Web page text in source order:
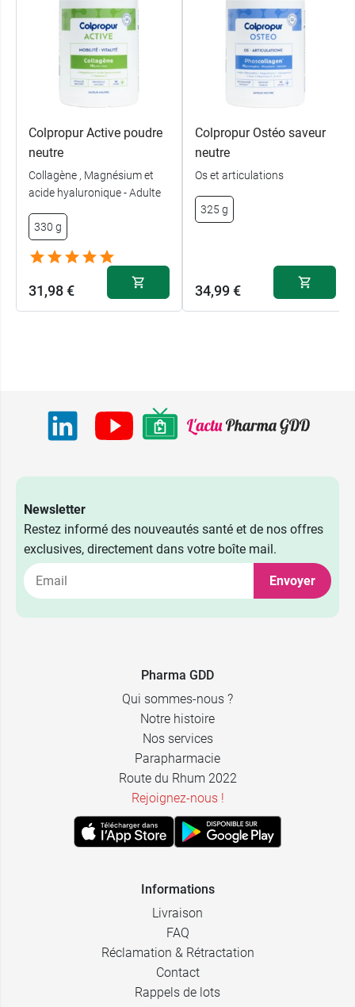
Colpropur Active poudre
neutre
Collagène , Magnésium et
acide hyaluronique - Adulte
330 g
31,98 €
Colpropur Ostéo saveur
neutre
Os et articulations
325 g
34,99 €
Newsletter
Restez informé des nouveautés santé et de nos offres
exclusives, directement dans votre boîte mail.
Envoyer
Pharma GDD
Qui sommes-nous ?
Notre histoire
Nos services
Parapharmacie
Route du Rhum 2022
Rejoignez-nous !
Informations
Livraison
FAQ
Réclamation & Rétractation
Contact
Rappels de lots